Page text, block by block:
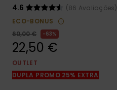
respostas
para as
contacto.
4.6
(86 Avaliações)
ECO-BONUS
60,00 €
63%
22,50 €
OUTLET
DUPLA PROMO 25% EXTRA